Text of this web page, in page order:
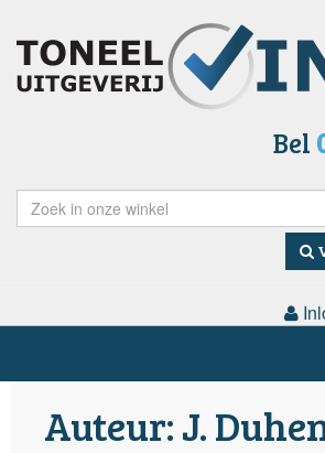
Bel
Auteur: J.